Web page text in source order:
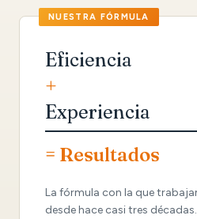
Eficiencia
+
Experiencia
= Resultados
La fórmula con la que
desde hace casi tres décadas.